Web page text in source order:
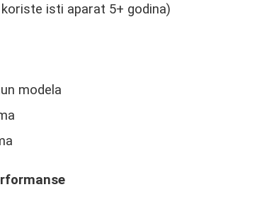
isti aparat 5+ godina)
modela